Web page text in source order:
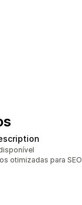
otimizadas para